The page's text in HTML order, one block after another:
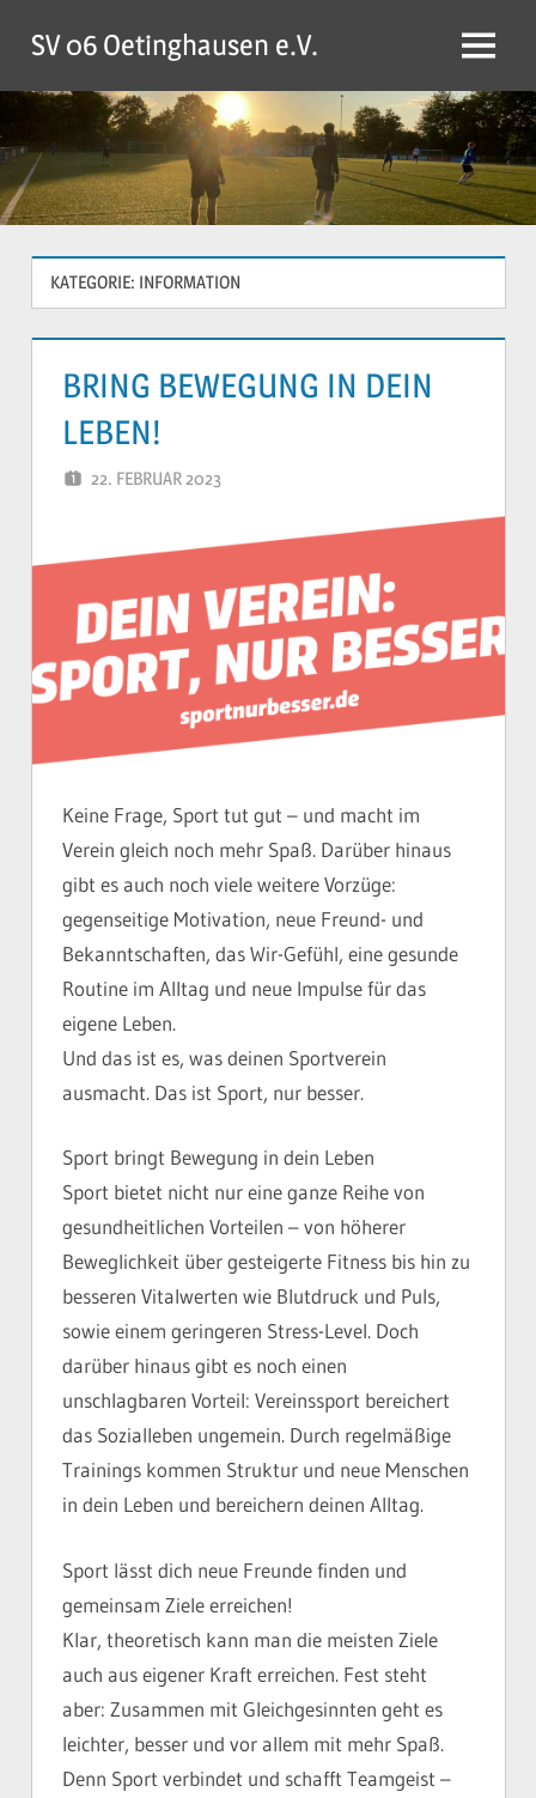
Inhalt
springen
SV 06 Oetinghausen e.V. Menü
KATEGORIE: INFORMATION
BRING BEWEGUNG IN DEIN
LEBEN!
22. FEBRUAR 2023
Keine Frage, Sport tut gut – und macht im
Verein gleich noch mehr Spaß. Darüber hinaus
gibt es auch noch viele weitere Vorzüge:
gegenseitige Motivation, neue Freund- und
Bekanntschaften, das Wir-Gefühl, eine gesunde
Routine im Alltag und neue Impulse für das
eigene Leben.
Und das ist es, was deinen Sportverein
ausmacht. Das ist Sport, nur besser.
Sport bringt Bewegung in dein Leben
Sport bietet nicht nur eine ganze Reihe von
gesundheitlichen Vorteilen – von höherer
Beweglichkeit über gesteigerte Fitness bis hin zu
besseren Vitalwerten wie Blutdruck und Puls,
sowie einem geringeren Stress-Level. Doch
darüber hinaus gibt es noch einen
unschlagbaren Vorteil: Vereinssport bereichert
das Sozialleben ungemein. Durch regelmäßige
Trainings kommen Struktur und neue Menschen
in dein Leben und bereichern deinen Alltag.
Sport lässt dich neue Freunde finden und
gemeinsam Ziele erreichen!
Klar, theoretisch kann man die meisten Ziele
auch aus eigener Kraft erreichen. Fest steht
aber: Zusammen mit Gleichgesinnten geht es
leichter, besser und vor allem mit mehr Spaß.
Denn Sport verbindet und schafft Teamgeist –